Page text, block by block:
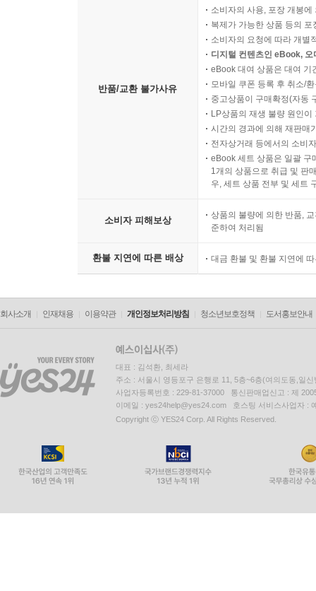
반품/교환 불가사유
소비자의 사용, 포장 개봉
복제가 가능한 상품 등의
소비자의 요청에 따라 개별
디지털 컨텐츠인 eBook,
eBook 대여 상품은 대여 기
모바일 쿠폰 등록 후 취소/
중고상품이 구매확정(자동
LP상품의 재생 불량 원인
시간의 경과에 의해 재판매
전자상거래 등에서의 소비
eBook 세트 상품은 일괄 구
1개의 상품으로 취급 및 판
우, 세트 상품 전부 및 세트
소비자 피해보상
상품의 불량에 의한 반품,
준하여 처리됨
환불 지연에 따른 배상 대금 환불 및 환불 지연에
회사소개 인재채용 이용약관 개인정보처리방침 청소년보호정책 도서홍보안내
대표 : 김석환, 최세라
주소 : 서울시 영등포구 은행로 11, 5층~6층(여의도동,일신
사업자등록번호 : 229-81-37000 통신판매업신고 : 제
이메일 : yes24help@yes24.com 호스팅 서비스사업자 :
Copyright ⓒ YES24 Corp. All Rights Reserved.